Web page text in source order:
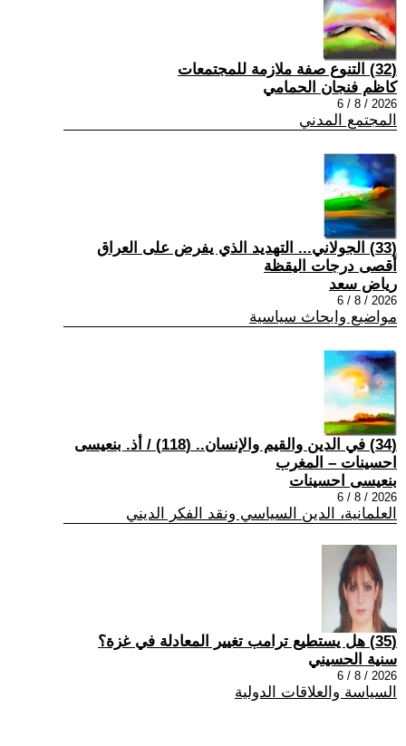
(32) التنوع صفة ملازمة للمجتمعات
كاظم فنجان الحمامي
2026 / 8 / 6
المجتمع المدني
(33) الجولاني... التهديد الذي يفرض على العراق
أقصى درجات اليقظة
رياض سعد
2026 / 8 / 6
مواضيع وابحاث سياسية
(34) في الدين والقيم والإنسان.. (118) / أذ. بنعيسى
احسينات – المغرب
بنعيسى احسينات
2026 / 8 / 6
العلمانية، الدين السياسي ونقد الفكر الديني
(35) هل يستطيع ترامب تغيير المعادلة في غزة؟
سنية الحسيني
2026 / 8 / 6
السياسة والعلاقات الدولية